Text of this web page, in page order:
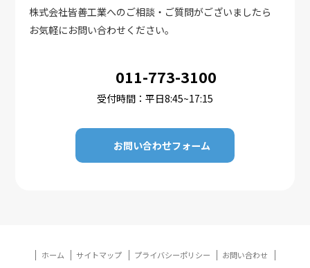
株式会社皆善工業へのご相談・ご質問がございましたら
お気軽にお問い合わせください。
011-773-3100
受付時間：平日8:45~17:15
お問い合わせフォーム
ホーム サイトマップ プライバシーポリシー お問い合わせ